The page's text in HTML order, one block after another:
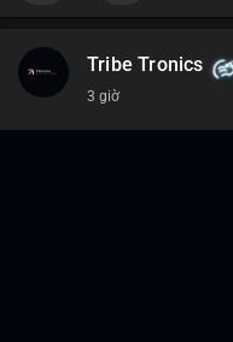
Tribe Tronics
3 giờ